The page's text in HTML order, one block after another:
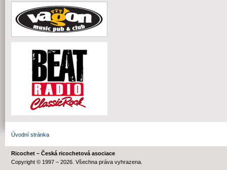
Úvodní stránka
Ricochet – Česká ricochetová asociace
Copyright © 1997 – 2026. Všechna práva vyhrazena.